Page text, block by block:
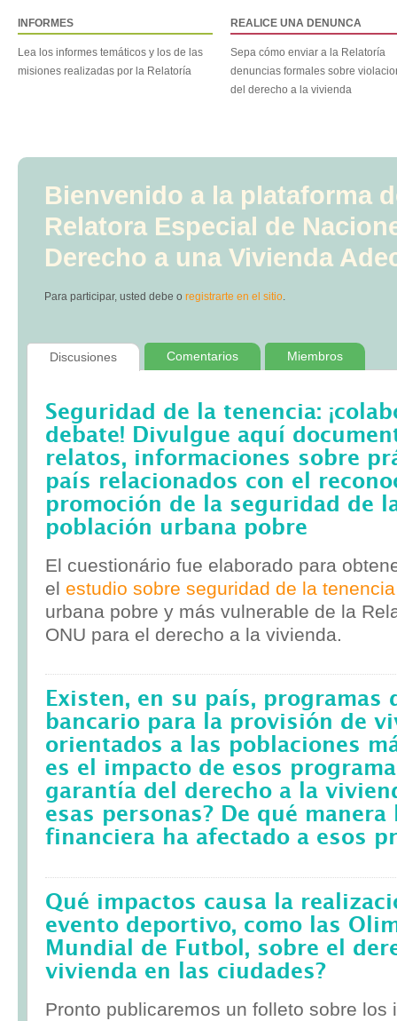
INFORMES
Lea los informes temáticos y los de las
misiones realizadas por la Relatoría
REALICE UNA DENUNCA
Sepa cómo enviar a la Relatoría
denuncias formales sobre
del derecho a la vivienda
Bienvenido a la plataforma
Relatora Especial de
Derecho a una Vivienda
Para participar, usted debe o registrarte en el sitio.
Discusiones Comentarios Miembros
Seguridad de la tenencia:
debate! Divulgue aquí
relatos, informaciones sobre
país relacionados con el
promoción de la seguridad de
población urbana pobre
El cuestionário fue elaborado para
el estudio sobre seguridad de la tenencia
urbana pobre y más vulnerable de la
ONU para el derecho a la vivienda.
Existen, en su país, programas
bancario para la provisión de
orientados a las poblaciones
es el impacto de esos
garantía del derecho a la
esas personas? De qué
financiera ha afectado a esos
Qué impactos causa la
evento deportivo, como las
Mundial de Futbol, sobre el
vivienda en las ciudades?
Pronto publicaremos un folleto sobre los